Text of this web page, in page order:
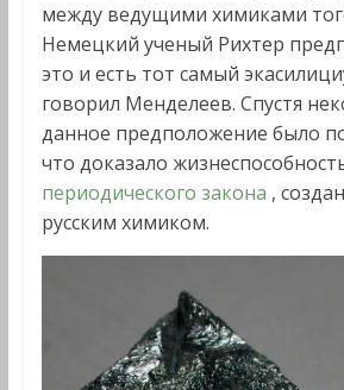
между ведущими химиками
Немецкий ученый Рихтер
это и есть тот самый
говорил Менделеев. Спустя
данное предположение было
что доказало
периодического закона ,
русским химиком.